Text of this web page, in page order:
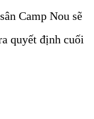
Camp Nou sẽ
quyết định cuối